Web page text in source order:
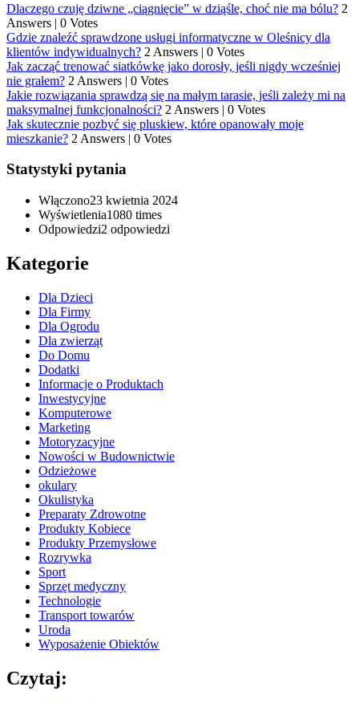
Dlaczego czuję dziwne „ciągnięcie” w dziąśle, choć nie ma bólu? 2
Answers | 0 Votes
Gdzie znaleźć sprawdzone usługi informatyczne w Oleśnicy dla
klientów indywidualnych? 2 Answers | 0 Votes
Jak zacząć trenować siatkówkę jako dorosły, jeśli nigdy wcześniej
nie grałem? 2 Answers | 0 Votes
Jakie rozwiązania sprawdzą się na małym tarasie, jeśli zależy mi na
maksymalnej funkcjonalności? 2 Answers | 0 Votes
Jak skutecznie pozbyć się pluskiew, które opanowały moje
mieszkanie? 2 Answers | 0 Votes
Statystyki pytania
Włączono23 kwietnia 2024
Wyświetlenia1080 times
Odpowiedzi2 odpowiedzi
Kategorie
Dla Dzieci
Dla Firmy
Dla Ogrodu
Dla zwierząt
Do Domu
Dodatki
Informacje o Produktach
Inwestycyjne
Komputerowe
Marketing
Motoryzacyjne
Nowości w Budownictwie
Odzieżowe
okulary
Okulistyka
Preparaty Zdrowotne
Produkty Kobiece
Produkty Przemysłowe
Rozrywka
Sport
Sprzęt medyczny
Technologie
Transport towarów
Uroda
Wyposażenie Obiektów
Czytaj: